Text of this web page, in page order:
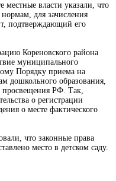
местные власти указали, что
для зачисления
подтверждающий его
Кореновского района
муниципального
Порядку приема на
дошкольного образования,
просвещения РФ. Так,
о регистрации
о месте фактического
что законные права
место в детском саду.